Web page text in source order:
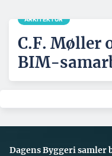
ARKITEKTUR
C.F. Møller
BIM-
Dagens Byggeri samler